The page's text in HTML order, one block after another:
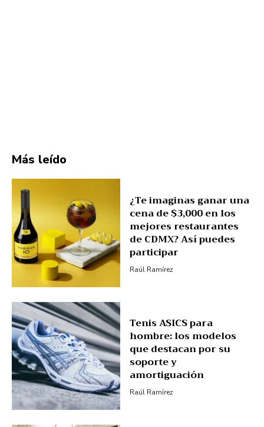
Más leído
¿Te imaginas ganar una
cena de $3,000 en los
mejores restaurantes
de CDMX? Así puedes
participar
Raúl Ramírez
Tenis ASICS para
hombre: los modelos
que destacan por su
soporte y
amortiguación
Raúl Ramírez